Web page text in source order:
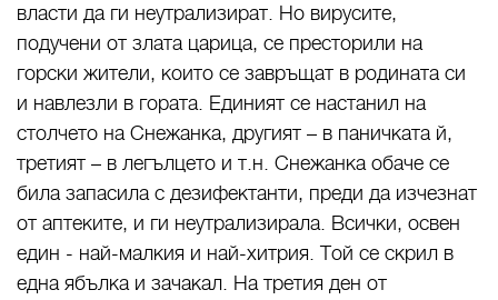
власти да ги неутрализират. Но вирусите,
подучени от злата царица, се престорили на
горски жители, които се завръщат в родината си
и навлезли в гората. Единият се настанил на
столчето на Снежанка, другият – в паничката й,
третият – в легълцето и т.н. Снежанка обаче се
била запасила с дезифектанти, преди да изчезнат
от аптеките, и ги неутрализирала. Всички, освен
един - най-малкия и най-хитрия. Той се скрил в
една ябълка и зачакал. На третия ден от